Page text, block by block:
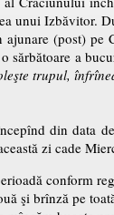
unui Izbăvitor.
(post) pe
sărbătoare a
trupul,
din data
zi cade
conform
şi brînză pe